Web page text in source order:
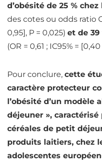
d’obésité de 25 %
des cotes ou odds ratio
0,95], P = 0,025) et de 39
(OR = 0,61 ; IC95% =
Pour conclure, cette
caractère protecteur
l’obésité d’un
déjeuner »,
céréales de petit
produits laitiers, chez
adolescentes